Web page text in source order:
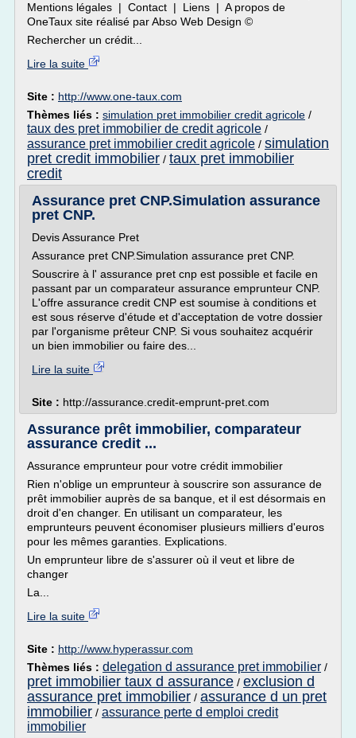
Mentions légales | Contact | Liens | A propos de
OneTaux site réalisé par Abso Web Design ©
Rechercher un crédit...
Lire la suite
Site : http://www.one-taux.com
Thèmes liés : simulation pret immobilier credit agricole /
taux des pret immobilier de credit agricole /
assurance pret immobilier credit agricole / simulation
pret credit immobilier / taux pret immobilier
credit
Assurance pret CNP.Simulation assurance
pret CNP.
Devis Assurance Pret
Assurance pret CNP.Simulation assurance pret CNP.
Souscrire à l' assurance pret cnp est possible et facile en
passant par un comparateur assurance emprunteur CNP.
L'offre assurance credit CNP est soumise à conditions et
est sous réserve d'étude et d'acceptation de votre dossier
par l'organisme prêteur CNP. Si vous souhaitez acquérir
un bien immobilier ou faire des...
Lire la suite
Site : http://assurance.credit-emprunt-pret.com
Assurance prêt immobilier, comparateur
assurance credit ...
Assurance emprunteur pour votre crédit immobilier
Rien n'oblige un emprunteur à souscrire son assurance de
prêt immobilier auprès de sa banque, et il est désormais en
droit d'en changer. En utilisant un comparateur, les
emprunteurs peuvent économiser plusieurs milliers d'euros
pour les mêmes garanties. Explications.
Un emprunteur libre de s'assurer où il veut et libre de
changer
La...
Lire la suite
Site : http://www.hyperassur.com
Thèmes liés : delegation d assurance pret immobilier /
pret immobilier taux d assurance / exclusion d
assurance pret immobilier / assurance d un pret
immobilier / assurance perte d emploi credit
immobilier